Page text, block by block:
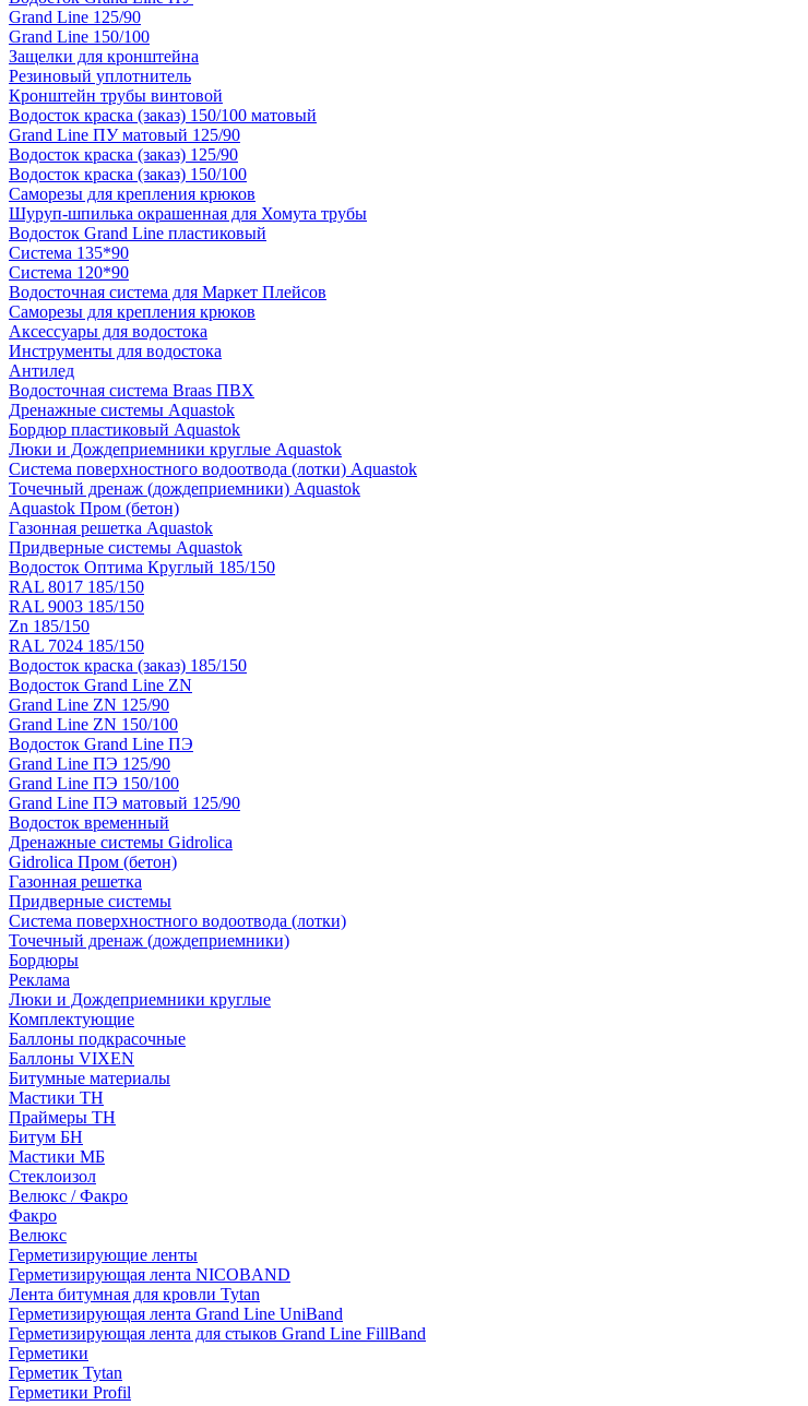
Grand Line 125/90
Grand Line 150/100
Защелки для кронштейна
Резиновый уплотнитель
Кронштейн трубы винтовой
Водосток краска (заказ) 150/100 матовый
Grand Line ПУ матовый 125/90
Водосток краска (заказ) 125/90
Водосток краска (заказ) 150/100
Саморезы для крепления крюков
Шуруп-шпилька окрашенная для Хомута трубы
Водосток Grand Line пластиковый
Система 135*90
Система 120*90
Водосточная система для Маркет Плейсов
Саморезы для крепления крюков
Аксессуары для водостока
Инструменты для водостока
Антилед
Водосточная система Braas ПВХ
Дренажные системы Aquastok
Бордюр пластиковый Aquastok
Люки и Дождеприемники круглые Aquastok
Система поверхностного водоотвода (лотки) Aquastok
Точечный дренаж (дождеприемники) Aquastok
Aquastok Пром (бетон)
Газонная решетка Aquastok
Придверные системы Aquastok
Водосток Оптима Круглый 185/150
RAL 8017 185/150
RAL 9003 185/150
Zn 185/150
RAL 7024 185/150
Водосток краска (заказ) 185/150
Водосток Grand Line ZN
Grand Line ZN 125/90
Grand Line ZN 150/100
Водосток Grand Line ПЭ
Grand Line ПЭ 125/90
Grand Line ПЭ 150/100
Grand Line ПЭ матовый 125/90
Водосток временный
Дренажные системы Gidrolica
Gidrolica Пром (бетон)
Газонная решетка
Придверные системы
Система поверхностного водоотвода (лотки)
Точечный дренаж (дождеприемники)
Бордюры
Рекламa
Люки и Дождеприемники круглые
Комплектующие
Баллоны подкрасочные
Баллоны VIXEN
Битумные материалы
Мастики ТН
Праймеры ТН
Битум БН
Мастики МБ
Стеклоизол
Велюкс / Факро
Факро
Велюкс
Герметизирующие ленты
Герметизирующая лента NICOBAND
Лента битумная для кровли Tytan
Герметизирующая лента Grand Line UniBand
Герметизирующая лента для стыков Grand Line FillBand
Герметики
Герметик Tytan
Герметики Profil